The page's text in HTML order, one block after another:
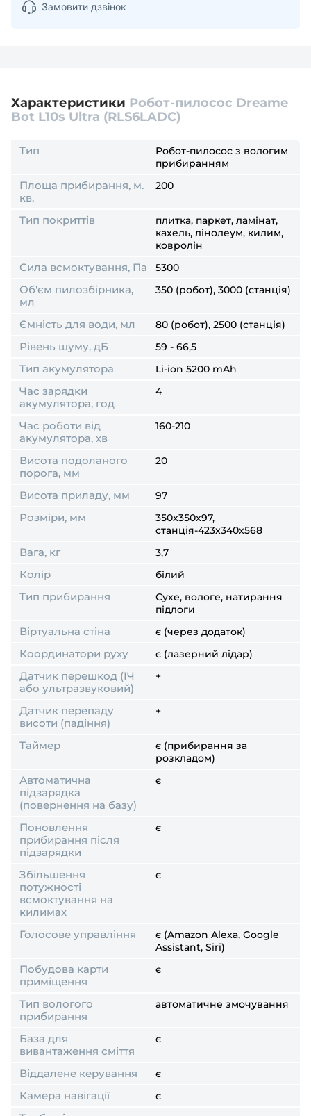
Замовити дзвінок
Характеристики Робот-пилосос Dreame
Bot L10s Ultra (RLS6LADC)
Тип
Робот-пилосос з вологим
прибиранням
Площа прибирання, м.
кв.
200
Тип покриттів
плитка, паркет, ламінат,
кахель, лінолеум, килим,
ковролін
Сила всмоктування, Па 5300
Об'єм пилозбірника,
мл
350 (робот), 3000 (станція)
Ємність для води, мл 80 (робот), 2500 (станція)
Рівень шуму, дБ 59 - 66,5
Тип акумулятора Li-ion 5200 mAh
Час зарядки
акумулятора, год
4
Час роботи від
акумулятора, хв
160-210
Висота подоланого
порога, мм
20
Висота приладу, мм 97
Розміри, мм
350x350x97,
станція-423x340x568
Вага, кг 3,7
Колір білий
Тип прибирання
Сухе, вологе, натирання
підлоги
Віртуальна стіна є (через додаток)
Координатори руху є (лазерний лідар)
Датчик перешкод (ІЧ
або ультразвуковий)
+
Датчик перепаду
висоти (падіння)
+
Таймер
є (прибирання за
розкладом)
Автоматична
підзарядка
(повернення на базу)
є
Поновлення
прибирання після
підзарядки
є
Збільшення
потужності
всмоктування на
килимах
є
Голосове управління
є (Amazon Alexa, Google
Assistant, Siri)
Побудова карти
приміщення
є
Тип вологого
прибирання
автоматичне змочування
База для
вивантаження сміття
є
Віддалене керування є
Камера навігації є